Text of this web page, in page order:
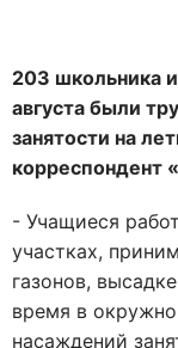
203 школьника
августа были
занятости на
корреспондент
- Учащиеся
участках,
газонов,
время в
насаждений